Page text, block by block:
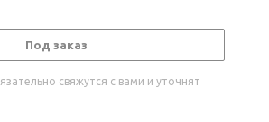
Под заказ
свяжутся с вами и уточнят